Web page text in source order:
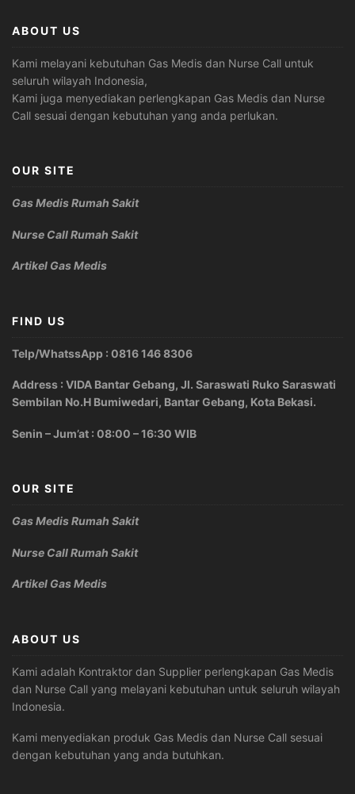
ABOUT US
Kami melayani kebutuhan Gas Medis dan Nurse Call untuk
seluruh wilayah Indonesia,
Kami juga menyediakan perlengkapan Gas Medis dan Nurse
Call sesuai dengan kebutuhan yang anda perlukan.
OUR SITE
Gas Medis Rumah Sakit
Nurse Call Rumah Sakit
Artikel Gas Medis
FIND US
Telp/WhatssApp : 0816 146 8306
Address : VIDA Bantar Gebang, Jl. Saraswati Ruko Saraswati
Sembilan No.H Bumiwedari, Bantar Gebang, Kota Bekasi.
Senin – Jum’at : 08:00 – 16:30 WIB
OUR SITE
Gas Medis Rumah Sakit
Nurse Call Rumah Sakit
Artikel Gas Medis
ABOUT US
Kami adalah Kontraktor dan Supplier perlengkapan Gas Medis
dan Nurse Call yang melayani kebutuhan untuk seluruh wilayah
Indonesia.
Kami menyediakan produk Gas Medis dan Nurse Call sesuai
dengan kebutuhan yang anda butuhkan.